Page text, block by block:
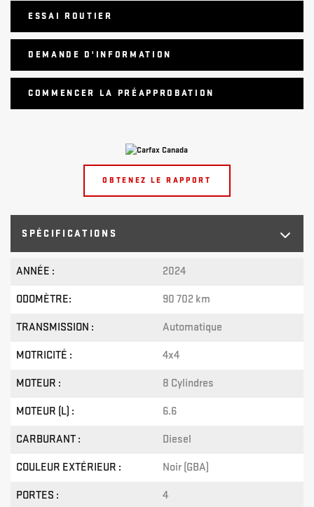
OBTENEZ LE RAPPORT
SPÉCIFICATIONS
ANNÉE : 2024
ODOMÈTRE: 90 702 km
TRANSMISSION : Automatique
MOTRICITÉ : 4x4
MOTEUR : 8 Cylindres
MOTEUR (L) : 6.6
CARBURANT : Diesel
COULEUR EXTÉRIEUR : Noir (GBA)
PORTES : 4
ESSAI ROUTIER
DEMANDE D'INFORMATION
COMMENCER LA PRÉAPPROBATION